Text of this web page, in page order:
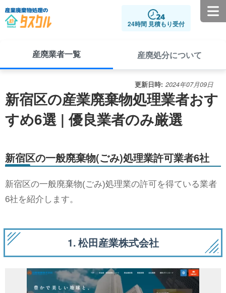
24時間 見積もり受付
産廃業者一覧 産廃処分について
更新日時: 2024年07月09日
新宿区の産業廃棄物処理業者おす
すめ6選 | 優良業者のみ厳選
新宿区の一般廃棄物(ごみ)処理業許可業者6社
新宿区の一般廃棄物(ごみ)処理業の許可を得ている業者
6社を紹介します。
1. 松田産業株式会社